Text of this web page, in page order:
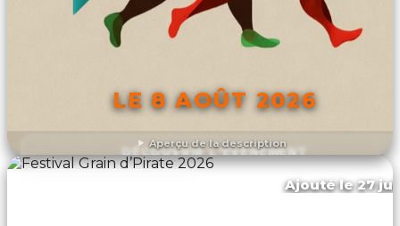
Aperçu de la description
LE 8 AOÛT 2026
DÉCOUVRIR L'ÉVÉNEMENT
Ajouté le 27